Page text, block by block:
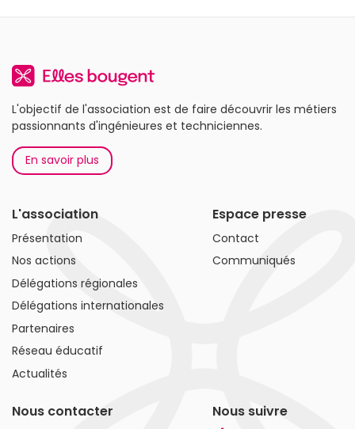
L'objectif de l'association est de faire découvrir les métiers
passionnants d'ingénieures et techniciennes.
En savoir plus
L'association
Présentation
Nos actions
Délégations régionales
Délégations internationales
Partenaires
Réseau éducatif
Actualités
Espace presse
Contact
Communiqués
Nous contacter Nous suivre